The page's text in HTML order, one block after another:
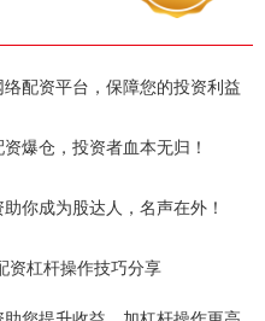
配资平台，保障您的投资利益
爆仓，投资者血本无归！
你成为股达人，名声在外！
资杠杆操作技巧分享